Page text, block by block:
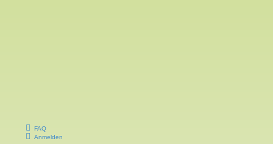
FAQ
Anmelden